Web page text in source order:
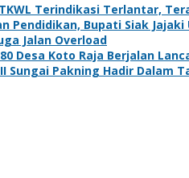
Terindikasi Terlantar,
Pendidikan, Bupati Siak
Jalan Overload
Desa Koto Raja Berjalan
Sungai Pakning Hadir Dalam